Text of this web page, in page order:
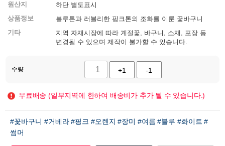
원산지
하단 별도표시
상품정보
블루톤과 러블리한 핑크톤의 조화를 이룬 꽃바구니
기타
지역 자재시장에 따라 계절꽃, 바구니, 소재, 포장 등
변경될 수 있으며 제작이 불가할 수 있습니다.
수량 +1 -1
무료배송 (일부지역에 한하여 배송비가 추가 될 수 있습니다.)
#꽃바구니 #거베라 #핑크 #오렌지 #장미 #여름 #블루 #화이트 #
썸머